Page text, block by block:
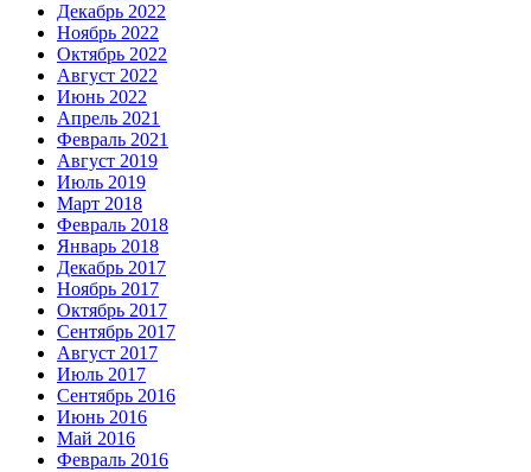
Декабрь 2022
Ноябрь 2022
Октябрь 2022
Август 2022
Июнь 2022
Апрель 2021
Февраль 2021
Август 2019
Июль 2019
Март 2018
Февраль 2018
Январь 2018
Декабрь 2017
Ноябрь 2017
Октябрь 2017
Сентябрь 2017
Август 2017
Июль 2017
Сентябрь 2016
Июнь 2016
Май 2016
Февраль 2016